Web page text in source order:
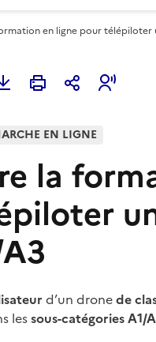
en ligne pour télépiloter
à mes favoris
EN LIGNE
la
d’un dronede
lessous-catégories A1/